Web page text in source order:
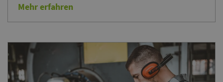
Mehr erfahren